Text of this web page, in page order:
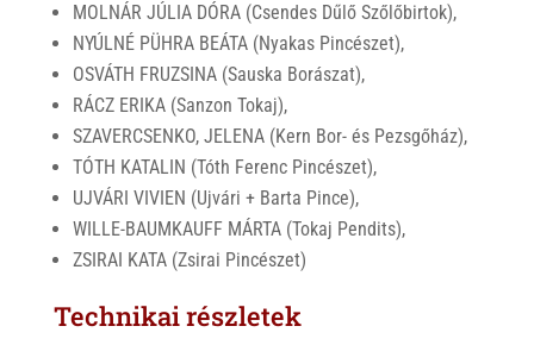
MOLNÁR JÚLIA DÓRA (Csendes Dűlő Szőlőbirtok),
NYÚLNÉ PÜHRA BEÁTA (Nyakas Pincészet),
OSVÁTH FRUZSINA (Sauska Borászat),
RÁCZ ERIKA (Sanzon Tokaj),
SZAVERCSENKO, JELENA (Kern Bor- és Pezsgőház),
TÓTH KATALIN (Tóth Ferenc Pincészet),
UJVÁRI VIVIEN (Ujvári + Barta Pince),
WILLE-BAUMKAUFF MÁRTA (Tokaj Pendits),
ZSIRAI KATA (Zsirai Pincészet)
Technikai részletek